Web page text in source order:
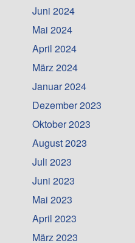
Juni 2024
Mai 2024
April 2024
März 2024
Januar 2024
Dezember 2023
Oktober 2023
August 2023
Juli 2023
Juni 2023
Mai 2023
April 2023
März 2023